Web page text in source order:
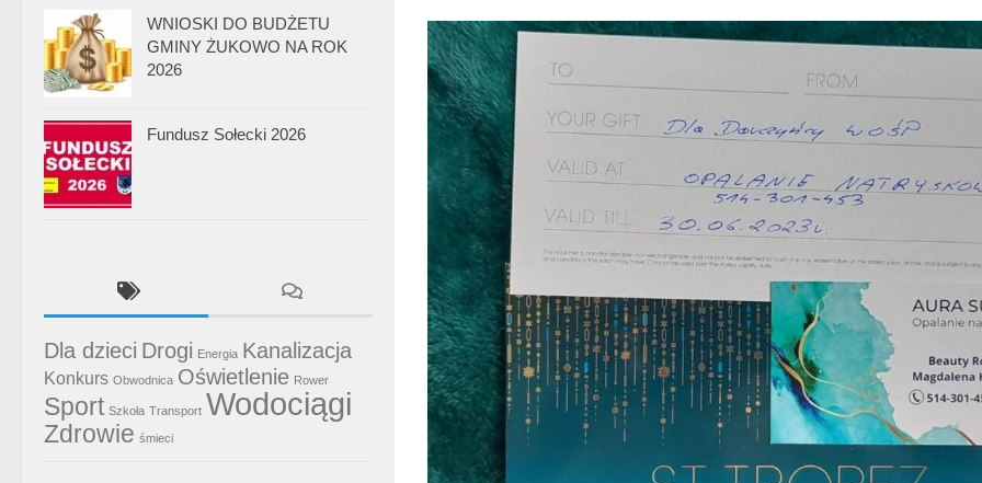
WNIOSKI DO BUDŻETU
GMINY ŻUKOWO NA ROK
2026
Fundusz Sołecki 2026
Dla dzieci Drogi Energia Kanalizacja
Konkurs Obwodnica Oświetlenie Rower
Sport Szkoła Transport Wodociągi
Zdrowie śmieci